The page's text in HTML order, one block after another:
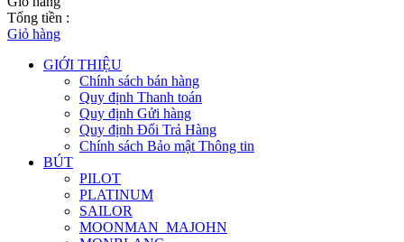
Tổng tiền :
Giỏ hàng
GIỚI THIỆU
Chính sách bán hàng
Quy định Thanh toán
Quy định Gửi hàng
Quy định Đổi Trả Hàng
Chính sách Bảo mật Thông tin
BÚT
PILOT
PLATINUM
SAILOR
MOONMAN_MAJOHN